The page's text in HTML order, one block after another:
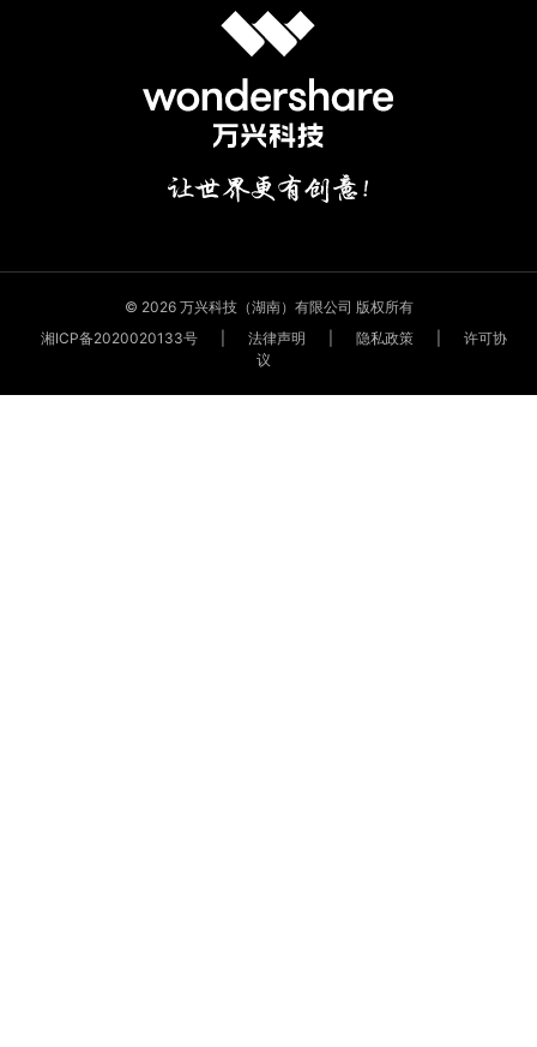
© 2026 万兴科技（湖南）有限公司 版权所有
湘ICP备2020020133号
法律声明 隐私政策
许可协
议